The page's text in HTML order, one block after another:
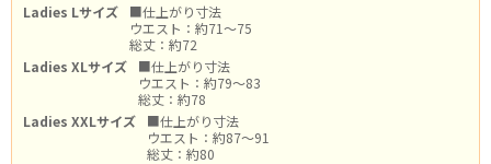
Ladies Lサイズ
■仕上がり寸法
ウエスト：約71～75
総丈：約72
Ladies XLサイズ
■仕上がり寸法
ウエスト：約79～83
総丈：約78
Ladies XXLサイズ
■仕上がり寸法
ウエスト：約87～91
総丈：約80